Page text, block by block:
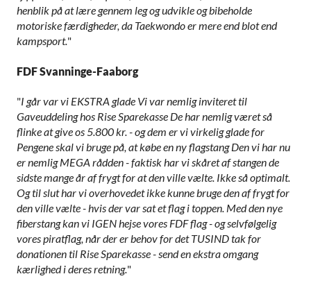
henblik på at lære gennem leg og udvikle og bibeholde
motoriske færdigheder, da Taekwondo er mere end blot end
kampsport."
FDF Svanninge-Faaborg
"I går var vi EKSTRA glade Vi var nemlig inviteret til
Gaveuddeling hos Rise Sparekasse De har nemlig været så
flinke at give os 5.800 kr. - og dem er vi virkelig glade for
Pengene skal vi bruge på, at købe en ny flagstang Den vi har nu
er nemlig MEGA rådden - faktisk har vi skåret af stangen de
sidste mange år af frygt for at den ville vælte. Ikke så optimalt.
Og til slut har vi overhovedet ikke kunne bruge den af frygt for
den ville vælte - hvis der var sat et flag i toppen. Med den nye
fiberstang kan vi IGEN hejse vores FDF flag - og selvfølgelig
vores piratflag, når der er behov for det TUSIND tak for
donationen til Rise Sparekasse - send en ekstra omgang
kærlighed i deres retning."